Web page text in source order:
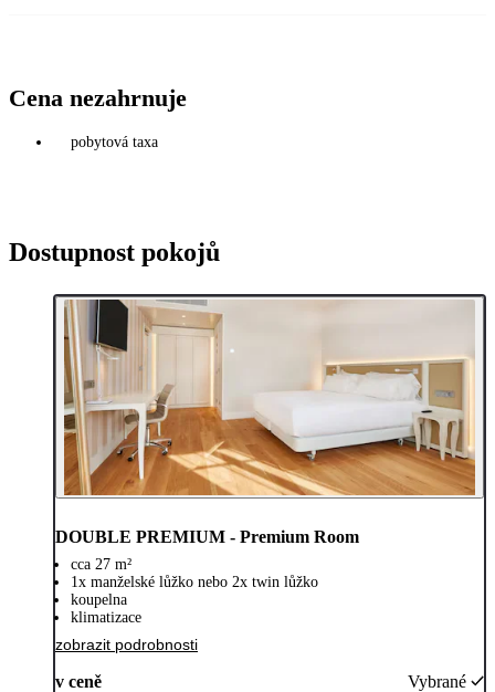
Cena nezahrnuje
pobytová taxa
Dostupnost pokojů
DOUBLE PREMIUM - Premium Room
cca 27 m²
1x manželské lůžko nebo 2x twin lůžko
koupelna
klimatizace
zobrazit podrobnosti
v ceně Vybrané